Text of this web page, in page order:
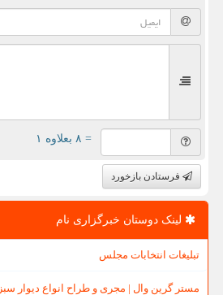
= ۸ بعلاوه ۱
فرستادن بازخورد
لینک دوستان خبرگزاری نام
تبلیغات انتخابات مجلس
مستر گرین وال | مجری و طراح انواع دیوار سبز